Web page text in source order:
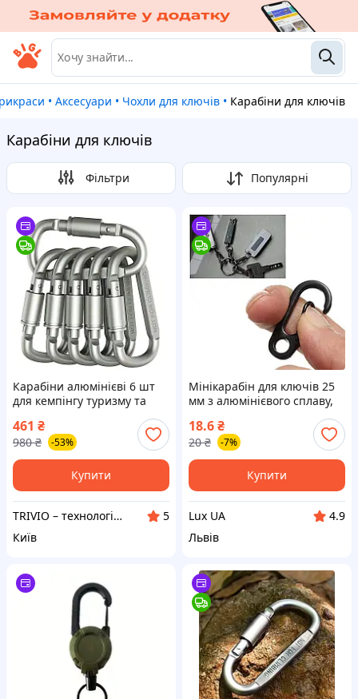
• Аксесуари • Чохли для ключів • Карабіни для ключів
Карабіни для ключів
Фільтри Популярні
Карабіни алюмінієві 6 шт
для кемпінгу туризму та
тактичний карабін зі
сплаву алюмінію
461 ₴
980 ₴ -53%
Купити
TRIVIO – технології, які роблять життя простішим! 🚀
5
Київ
Мінікарабін для ключів 25
мм з алюмінієвого сплаву,
18.6₴
20 ₴ -7%
Купити
Lux UA
4.9
Львів